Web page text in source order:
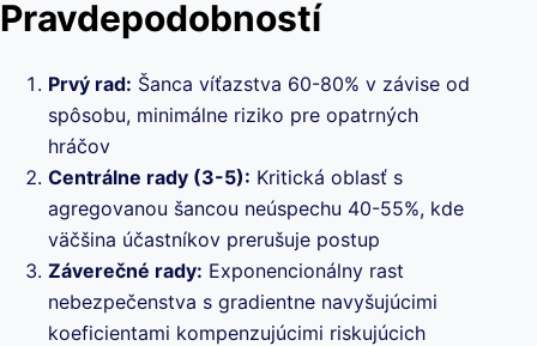
Pravdepodobností
Prvý rad: Šanca víťazstva 60-80% v závise od
spôsobu, minimálne riziko pre opatrných
hráčov
Centrálne rady (3-5): Kritická oblasť s
agregovanou šancou neúspechu 40-55%, kde
väčšina účastníkov prerušuje postup
Záverečné rady: Exponencionálny rast
nebezpečenstva s gradientne navyšujúcimi
koeficientami kompenzujúcimi riskujúcich